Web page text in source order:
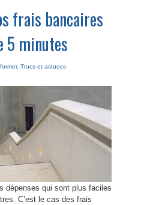
frais bancaires
5 minutes
, Trucs et astuces
dépenses qui sont plus faciles
C’est le cas des frais